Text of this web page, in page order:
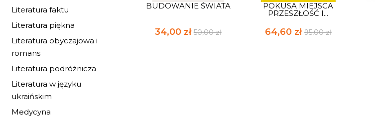
Literatura faktu
Literatura piękna
Literatura obyczajowa i
romans
Literatura podróżnicza
Literatura w języku
ukraińskim
Medycyna
BUDOWANIE ŚWIATA
34,00 zł 50,00 zł
POKUSA MIEJSCA
PRZESZŁOŚĆ I...
64,60 zł 95,00 zł